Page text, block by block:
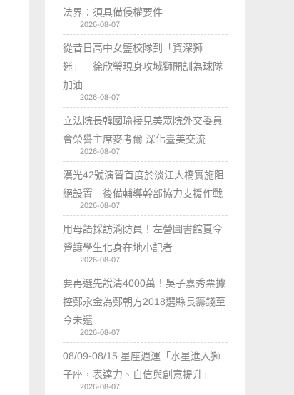
法界：須具備侵權要件
2026-08-07
從昔日高中女籃校隊到「資深獅
迷」 徐欣瑩現身攻城獅開訓為球隊
加油
2026-08-07
立法院長韓國瑜接見美眾院外交委員
會榮譽主席麥考爾 深化臺美交流
2026-08-07
漢光42號演習首度於淡江大橋實施阻
絕設置 後備輔導幹部協力支援作戰
2026-08-07
用母語採訪消防員！左營圖書館夏令
營讓學生化身在地小記者
2026-08-07
要再選先說清4000萬！吳子嘉秀票據
控鄭永金為鄭朝方2018選縣長籌錢至
今未還
2026-08-07
08/09-08/15 星座週運「水星進入獅
子座，表達力、自信與創意提升」
2026-08-07